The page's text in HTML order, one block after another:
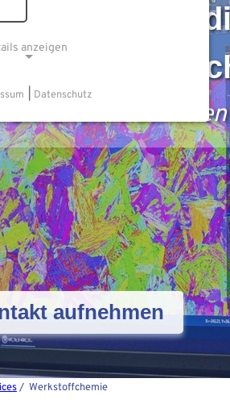
analysieren
die Chemie
aufnehmen
/ Werkstoffchemie
anzeigen
COOKIES
Datenschutz